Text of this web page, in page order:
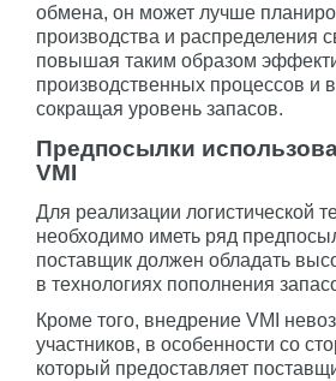
обмена, он может лучше
производства и распределения
повышая таким образом
производственных процессов и
сокращая уровень запасов.
Предпосылки
VMI
Для реализации логистической
необходимо иметь ряд
поставщик должен обладать
в технологиях пополнения
Кроме того, внедрение VMI
участников, в особенности со
который предоставляет